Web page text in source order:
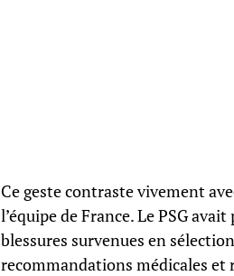
Ce geste contraste vivement
l’équipe de France. Le PSG
blessures survenues en
recommandations médicales et